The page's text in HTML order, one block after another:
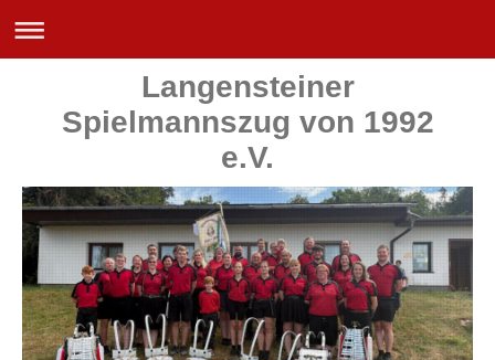
Langensteiner
Spielmannszug von 1992
e.V.